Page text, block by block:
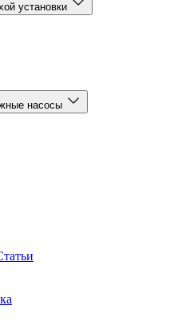
установки
насосы